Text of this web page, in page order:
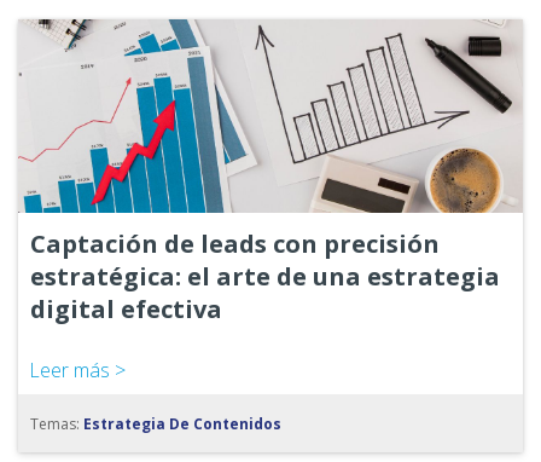
Captación de leads con precisión
estratégica: el arte de una estrategia
digital efectiva
Leer más >
Temas: Estrategia De Contenidos